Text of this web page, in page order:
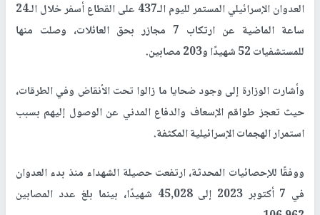
العدوان الإسرائيلي المستمر لليوم الـ437 على القطاع أسفر خلال الـ24
ساعة الماضية عن ارتكاب 7 مجازر بحق العائلات، وصلت منها
للمستشفيات 52 شهيدًا و203 مصابين.
وأشارت الوزارة إلى وجود ضحايا ما زالوا تحت الأنقاض وفي الطرقات،
حيث تعجز طواقم الإسعاف والدفاع المدني عن الوصول إليهم بسبب
استمرار الهجمات الإسرائيلية المكثفة.
ووفقًا للإحصائيات المحدثة، ارتفعت حصيلة الشهداء منذ بدء العدوان
في 7 أكتوبر 2023 إلى 45,028 شهيدًا، بينما بلغ عدد المصابين